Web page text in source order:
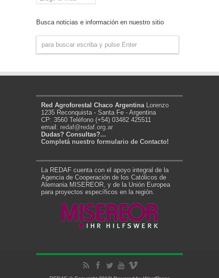
de
Busca noticias e información en nuestro sitio
Red Agroforestal Chaco Argentina Lorenzo
1235 Reconquista - Santa Fe - Argentina
CP: 3560 Teléfono (+54) 03482 425511
email: redaf@redaf.org.ar
Dudas? Consultas?...
Completá nuestro formulario de Contacto!
La REDAF cuenta con el apoyo integral de la
Agencia de Cooperación de los Católicos de
Alemania MISEREOR, y de la Unión Europea
para proyectos específicos en la región.